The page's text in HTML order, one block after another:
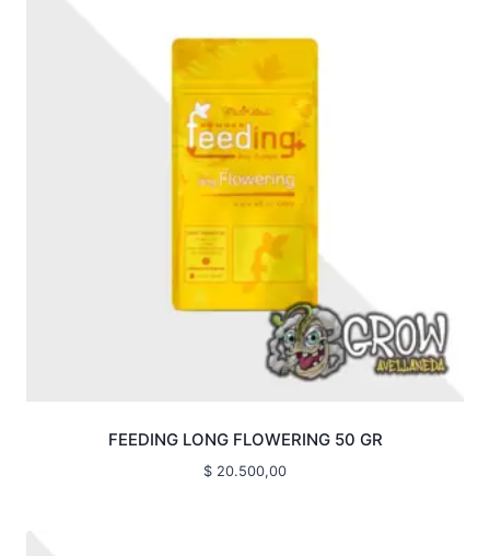
FEEDING LONG FLOWERING 50 GR
$ 20.500,00